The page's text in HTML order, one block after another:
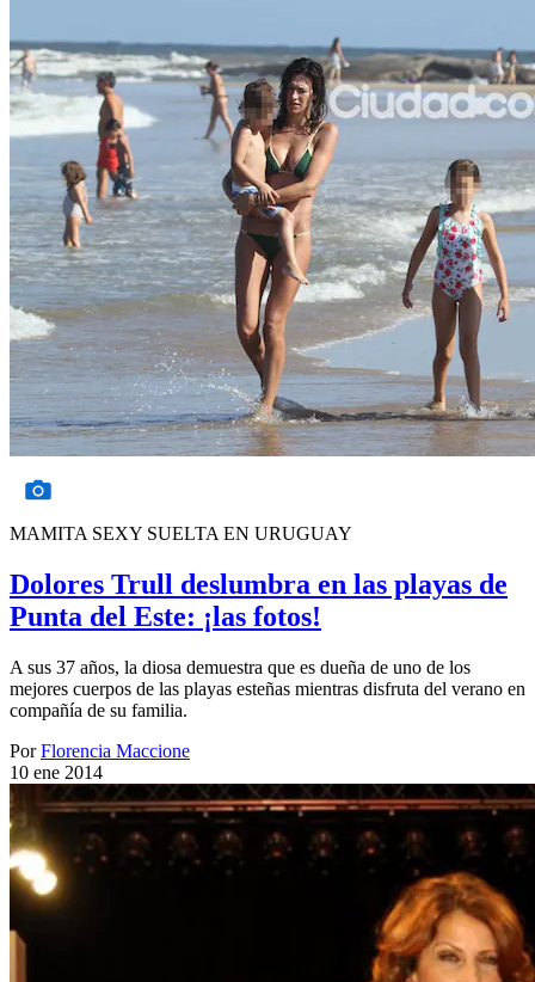
MAMITA SEXY SUELTA EN URUGUAY
Dolores Trull deslumbra en las playas de
Punta del Este: ¡las fotos!
A sus 37 años, la diosa demuestra que es dueña de uno de los
mejores cuerpos de las playas esteñas mientras disfruta del verano en
compañía de su familia.
PorFlorencia Maccione
10 ene 2014